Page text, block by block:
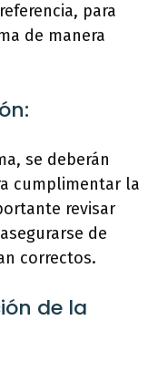
para
de manera
se deberán
cumplimentar la
revisar
de
correctos.
de la